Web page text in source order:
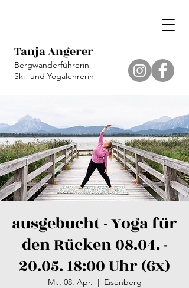
Tanja Angerer
Bergwanderführerin
Ski- und Yogalehrerin
ausgebucht - Yoga für
den Rücken 08.04. -
20.05. 18:00 Uhr (6x)
Mi., 08. Apr.
  |
Eisenberg